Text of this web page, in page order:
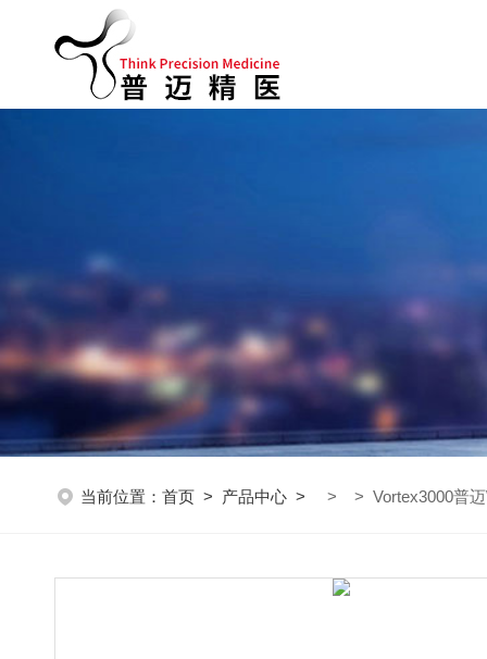
当前位置： 首页 > 产品中心 > > > Vortex3000普迈